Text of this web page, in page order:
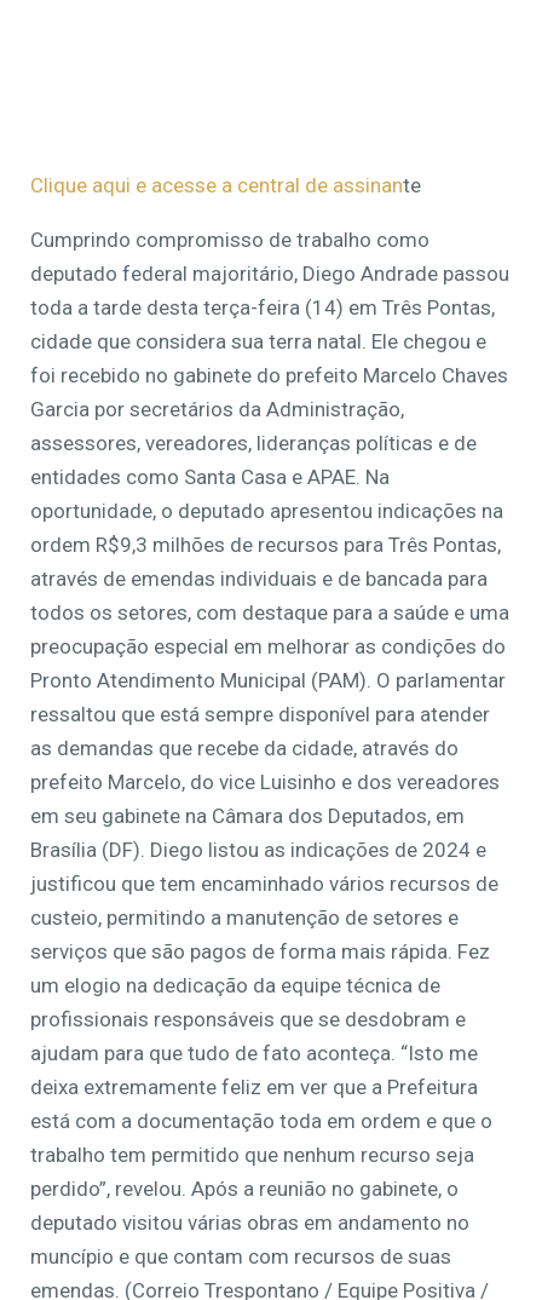
Clique aqui e acesse a central de assinante
Cumprindo compromisso de trabalho como
deputado federal majoritário, Diego Andrade passou
toda a tarde desta terça-feira (14) em Três Pontas,
cidade que considera sua terra natal. Ele chegou e
foi recebido no gabinete do prefeito Marcelo Chaves
Garcia por secretários da Administração,
assessores, vereadores, lideranças políticas e de
entidades como Santa Casa e APAE. Na
oportunidade, o deputado apresentou indicações na
ordem R$9,3 milhões de recursos para Três Pontas,
através de emendas individuais e de bancada para
todos os setores, com destaque para a saúde e uma
preocupação especial em melhorar as condições do
Pronto Atendimento Municipal (PAM). O parlamentar
ressaltou que está sempre disponível para atender
as demandas que recebe da cidade, através do
prefeito Marcelo, do vice Luisinho e dos vereadores
em seu gabinete na Câmara dos Deputados, em
Brasília (DF). Diego listou as indicações de 2024 e
justificou que tem encaminhado vários recursos de
custeio, permitindo a manutenção de setores e
serviços que são pagos de forma mais rápida. Fez
um elogio na dedicação da equipe técnica de
profissionais responsáveis que se desdobram e
ajudam para que tudo de fato aconteça. “Isto me
deixa extremamente feliz em ver que a Prefeitura
está com a documentação toda em ordem e que o
trabalho tem permitido que nenhum recurso seja
perdido”, revelou. Após a reunião no gabinete, o
deputado visitou várias obras em andamento no
muncípio e que contam com recursos de suas
emendas. (Correio Trespontano / Equipe Positiva /